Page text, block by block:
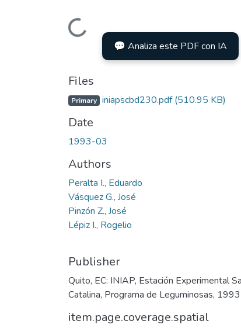
Loading... 💬 Analiza este PDF con IA
Files
Primary iniapscbd230.pdf(510.95 KB)
Date
1993-03
Authors
Peralta I., Eduardo
Vásquez G., José
Pinzón Z., José
Lépiz I., Rogelio
Publisher
Quito, EC: INIAP, Estación Experimental
Catalina, Programa de Leguminosas, 1993
item.page.coverage.spatial